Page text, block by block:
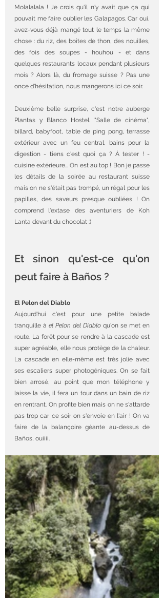
Molalalala ! Je crois qu'il n'y avait que ça qui
pouvait me faire oublier les Galapagos. Car oui,
avez-vous déjà mangé tout le temps la même
chose : du riz, des boîtes de thon, des nouilles,
des fois des soupes - houhou - et dans
quelques restaurants locaux pendant plusieurs
mois ? Alors là, du fromage suisse ? Pas une
once d'hésitation, nous mangerons ici ce soir.
Deuxième belle surprise, c'est notre auberge
Plantas y Blanco Hostel. "Salle de cinéma",
billard, babyfoot, table de ping pong, terrasse
extérieur avec un feu central, bains pour la
digestion - tiens c'est quoi ça ? À tester ! -
cuisine extérieure... On est au top ! Bon je passe
les détails de la soirée au restaurant suisse
mais on ne s'était pas trompé, un régal pour les
papilles, des saveurs presque oubliées ! On
comprend l'extase des aventuriers de Koh
Lanta devant du chocolat :)
Et sinon qu'est-ce qu'on
peut faire à Baños ?
El Pelon del Diablo
Aujourd'hui c'est pour une petite balade
tranquille à el Pelon del Diablo qu'on se met en
route. La forêt pour se rendre à la cascade est
super agréable, elle nous protège de la chaleur.
La cascade en elle-même est très jolie avec
ses escaliers super photogéniques. On se fait
bien arrosé, au point que mon téléphone y
laisse la vie, il fera un tour dans un bain de riz
en rentrant. On profite bien mais on ne s'attarde
pas trop car ce soir on s'envoie en l'air ! On va
faire de la balançoire géante au-dessus de
Baños, ouiiii.